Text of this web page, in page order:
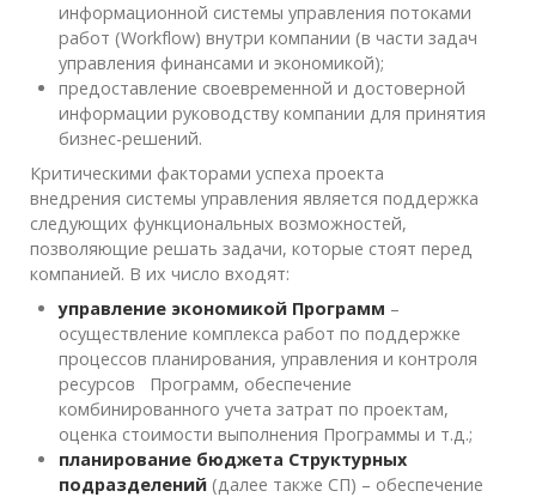
информационной системы управления потоками
работ (Workflow) внутри компании (в части задач
управления финансами и экономикой);
предоставление своевременной и достоверной
информации руководству компании для принятия
бизнес-решений.
Критическими факторами успеха проекта
внедрения системы управления является поддержка
следующих функциональных возможностей,
позволяющие решать задачи, которые стоят перед
компанией. В их число входят:
управление экономикой Программ –
осуществление комплекса работ по поддержке
процессов планирования, управления и контроля
ресурсов Программ, обеспечение
комбинированного учета затрат по проектам,
оценка стоимости выполнения Программы и т.д.;
планирование бюджета Структурных
подразделений (далее также СП) – обеспечение